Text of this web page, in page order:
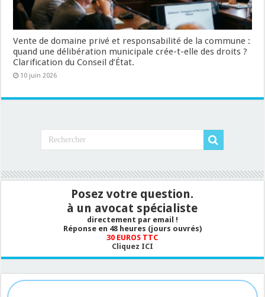
Vente de domaine privé et responsabilité de la commune :
quand une délibération municipale crée-t-elle des droits ?
Clarification du Conseil d’État.
10 juin 2026
Posez votre question.
à un avocat spécialiste
directement par email !
Réponse en 48 heures (jours ouvrés)
30 EUROS TTC
Cliquez ICI